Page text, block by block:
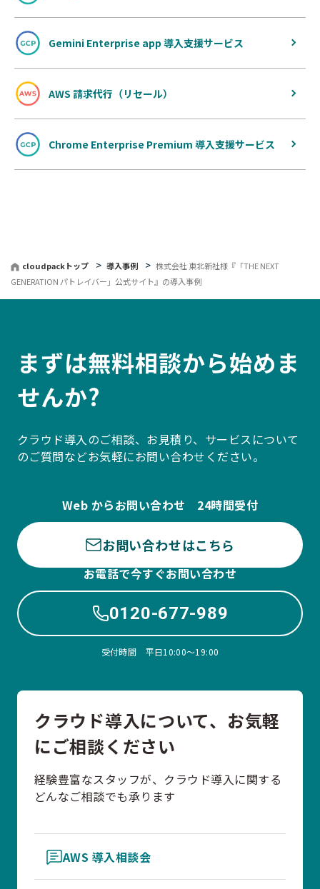
Gemini Enterprise app 導入支援サービス
AWS 請求代行（リセール）
Chrome Enterprise Premium 導入支援サービス
cloudpackトップ 導入事例
株式会社 東北新社様『「THE NEXT
GENERATION パトレイバー」公式サイト』の導入事例
まずは無料相談から始めま
せんか?
クラウド導入のご相談、お見積り、サービスについて
のご質問などお気軽にお問い合わせください。
Web からお問い合わせ 24時間受付
お問い合わせはこちら
お電話で今すぐお問い合わせ
0120-677-989
受付時間 平日10:00〜19:00
クラウド導入について、お気軽
にご相談ください
経験豊富なスタッフが、クラウド導入に関する
どんなご相談でも承ります
AWS 導入相談会